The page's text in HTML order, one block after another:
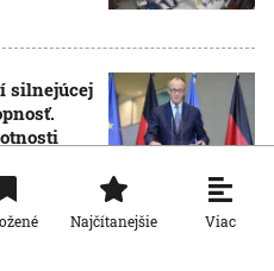
silnejúcej
Najčítanejšie Viac